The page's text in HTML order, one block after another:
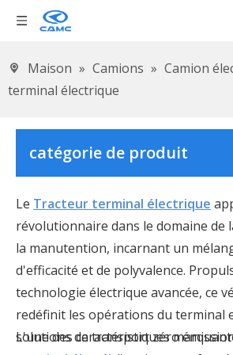
Maison » Camions » Camion
terminal électrique
catégorie de produit
Le Tracteur terminal électrique
révolutionnaire dans le domaine de
la manutention, incarnant un
d'efficacité et de polyvalence.
technologie électrique avancée, ce
redéfinit les opérations du terminal
solutions de transport zéro
L'une des caractéristiques